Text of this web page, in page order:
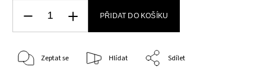
PŘIDAT DO KOŠÍKU
Zeptat se Hlídat Sdílet